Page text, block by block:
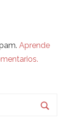
Aprende